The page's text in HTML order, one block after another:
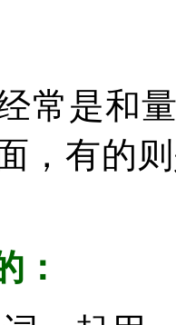
常是和
，有的
：